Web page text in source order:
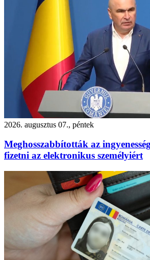
2026. augusztus 07., péntek
Meghosszabbították az
fizetni az elektronikus személyiért